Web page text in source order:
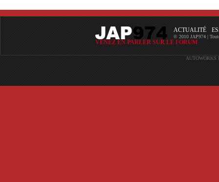
ACTUALITÉ
© 2010 JAP974 |
VENEZ EN PARLER SUR LE FORUM
AUTOWORKS